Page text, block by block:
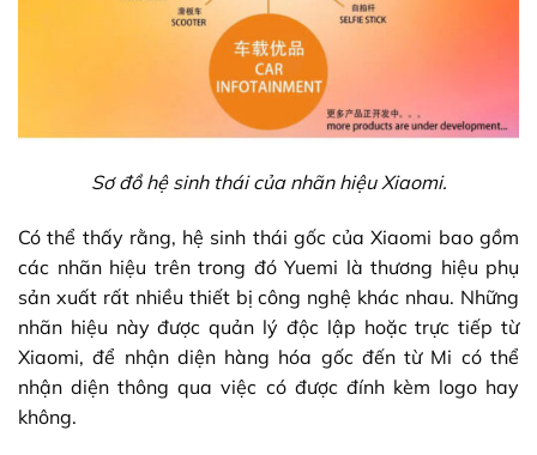
Sơ đồ hệ sinh thái của nhãn hiệu Xiaomi.
Có thể thấy rằng, hệ sinh thái gốc của Xiaomi bao gồm
các nhãn hiệu trên trong đó Yuemi là thương hiệu phụ
sản xuất rất nhiều thiết bị công nghệ khác nhau. Những
nhãn hiệu này được quản lý độc lập hoặc trực tiếp từ
Xiaomi, để nhận diện hàng hóa gốc đến từ Mi có thể
nhận diện thông qua việc có được đính kèm logo hay
không.